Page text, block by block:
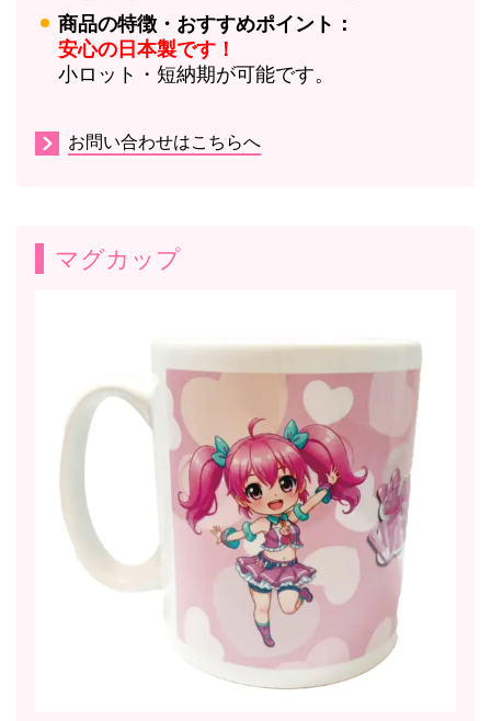
商品の特徴・おすすめポイント：
安心の日本製です！
小ロット・短納期が可能です。
お問い合わせはこちらへ
マグカップ